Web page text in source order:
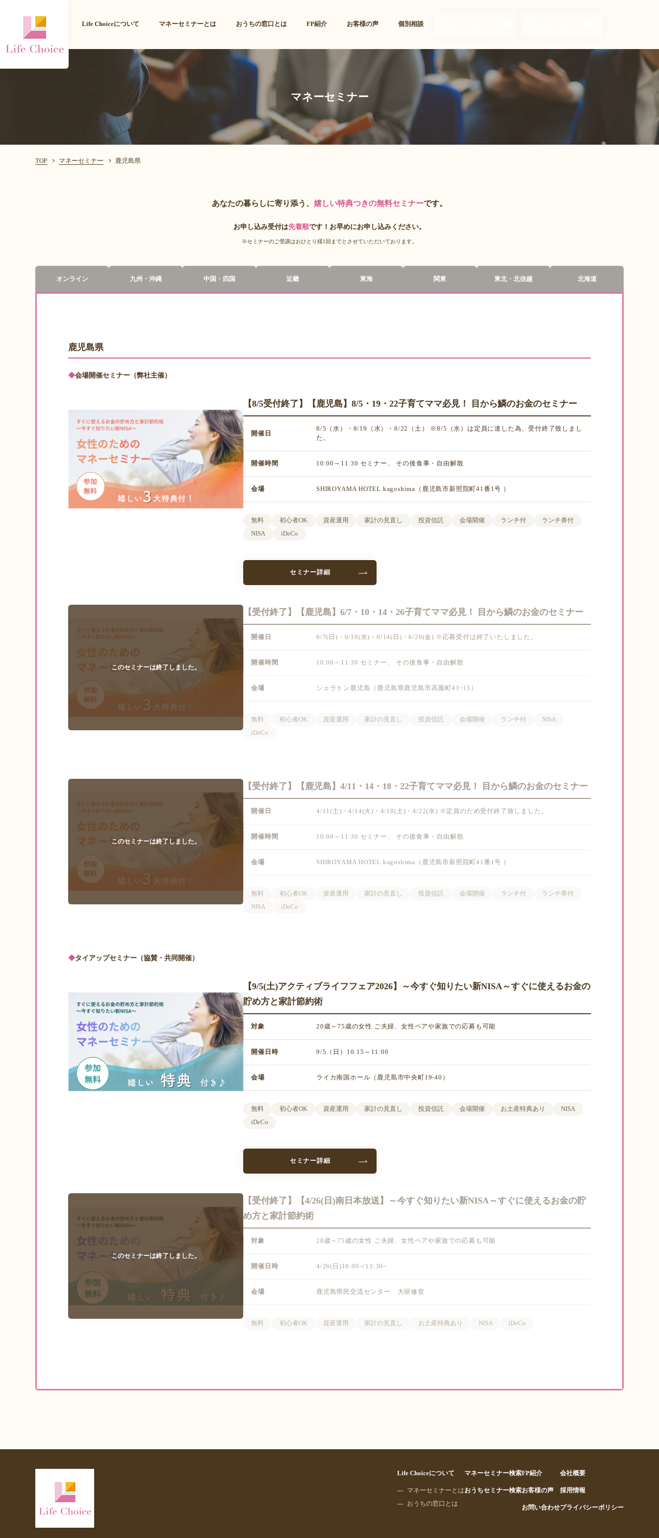
Life Choiceについて マネーセミナーとは おうちの窓口とは FP紹介 お客様の声 個別相談
マネーセミナー
TOP マネーセミナー 鹿児島県
あなたの暮らしに寄り添う、 嬉しい特典つきの無料セミナーです。
お申し込み受付は先着順です！お早めにお申し込みください。
※セミナーのご受講はおひとり様1回までとさせていただいております。
オンライン 九州・沖縄 中国・四国 近畿 東海 関東 東北・北信越 北海道
鹿児島県
◆会場開催セミナー（弊社主催）
【8/5受付終了】【鹿児島】8/5・19・22子育てママ必見！ 目から鱗のお金のセミナー
開催日
8/5（水）・8/19（水）・8/22（土） ※8/5（水）は定員に達した為、受付終了致しまし
た。
開催時間 10:00～11:30 セミナー、 その後食事・自由解散
会場 SHIROYAMA HOTEL kagoshima（鹿児島市新照院町41番1号 ）
無料 初心者OK 資産運用 家計の見直し 投資信託 会場開催 ランチ付
ランチ券付
NISA
iDeCo
セミナー詳細
【受付終了】【鹿児島】6/7・10・14・26子育てママ必見！ 目から鱗のお金のセミナー
開催日 6/7(日)・6/10(水)・6/14(日)・6/26(金) ※応募受付は終了いたしました。
開催時間 10:00～11:30 セミナー、 その後食事・自由解散
会場 シェラトン鹿児島（鹿児島県鹿児島市高麗町43−15）
無料 初心者OK 資産運用 家計の見直し 投資信託 会場開催 ランチ付
NISA
iDeCo
【受付終了】【鹿児島】4/11・14・18・22子育てママ必見！ 目から鱗のお金のセミナー
開催日 4/11(土)・4/14(火)・4/18(土)・4/22(水) ※定員のため受付終了致しました。
開催時間 10:00～11:30 セミナー、 その後食事・自由解散
会場 SHIROYAMA HOTEL kagoshima（鹿児島市新照院町41番1号 ）
無料 初心者OK 資産運用 家計の見直し 投資信託 会場開催 ランチ付
ランチ券付
NISA
iDeCo
◆タイアップセミナー（協賛・共同開催）
【9/5(土)アクティブライフフェア2026】～今すぐ知りたい新NISA～すぐに使えるお金の
貯め方と家計節約術
対象 20歳～75歳の女性 ご夫婦、女性ペアや家族での応募も可能
開催日時 9/5（日）10:15～11:00
会場 ライカ南国ホール（鹿児島市中央町19-40）
無料 初心者OK 資産運用 家計の見直し 投資信託 会場開催 お土産特典あり
NISA
iDeCo
セミナー詳細
【受付終了】【4/26(日)南日本放送】～今すぐ知りたい新NISA～すぐに使えるお金の貯
め方と家計節約術
対象 20歳～75歳の女性 ご夫婦、女性ペアや家族での応募も可能
開催日時 4/26(日)10:00~/13:30~
会場 鹿児島県民交流センター 大研修室
無料 初心者OK 資産運用 家計の見直し お土産特典あり NISA iDeCo
Life Choiceについて
マネーセミナーとは
おうちの窓口とは
マネーセミナー検索
おうちセミナー検索
FP紹介
お客様の声
お問い合わせ
会社概要
採用情報
プライバシーポリシー